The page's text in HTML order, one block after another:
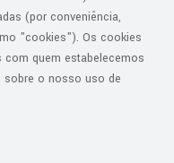
(por conveniência,
"cookies"). Os cookies
quem estabelecemos
sobre o nosso uso de